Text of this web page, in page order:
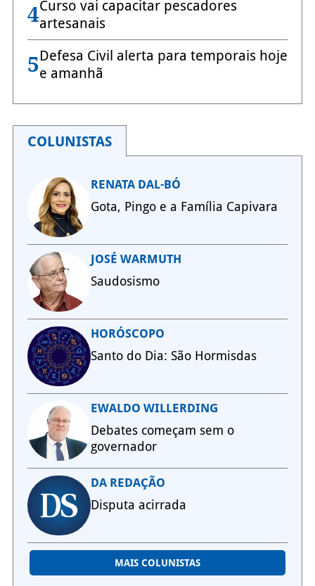
4Curso vai capacitar pescadores
artesanais
5Defesa Civil alerta para temporais hoje
e amanhã
COLUNISTAS
RENATA DAL-BÓ
Gota, Pingo e a Família Capivara
JOSÉ WARMUTH
Saudosismo
HORÓSCOPO
Santo do Dia: São Hormisdas
EWALDO WILLERDING
Debates começam sem o
governador
DA REDAÇÃO
Disputa acirrada
MAIS COLUNISTAS